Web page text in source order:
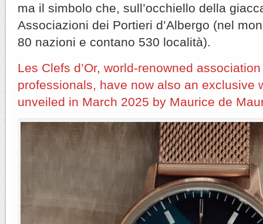
ma il simbolo che, sull’occhiello della
Associazioni dei Portieri d’Albergo (nel
80 nazioni e contano 530 località).
Les Clefs d’Or, world-renowned
professionals, have now also an exclusive
unveiled in March 2025 by Maurice de